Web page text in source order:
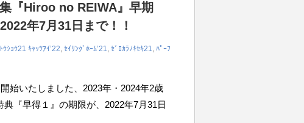
『Hiroo no REIWA』早期
年7月31日まで！！
ｳｼｮｳ21 ｷｬｯﾂｱｲ’22, ｾｲﾘﾝｸﾞﾎｰﾑ’21, ｾﾞﾛｶﾗﾉｷｾｷ21, ﾊﾟｰﾌ
始いたしました、2023年・2024年2歳
『早得１』の期限が、2022年7月31日